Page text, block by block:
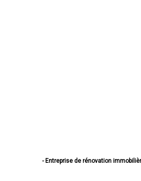
- Entreprise de rénovation